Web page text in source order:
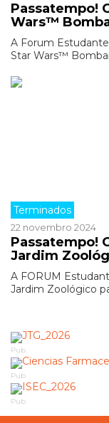
Passatempo!
Wars™
A Forum
Star Wars™
Terminados
22 novembro 2024
Passatempo!
Jardim
A FORUM
Jardim Zoológico
Pub
Pub
Pub